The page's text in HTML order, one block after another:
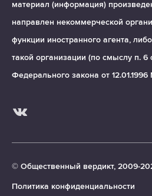
материал (информация)
направлен некоммерческой
функции иностранного агента,
такой организации (по смыслу п. 6
Федерального закона от
© Общественный вердикт, 2009-
Политика конфиденциальности